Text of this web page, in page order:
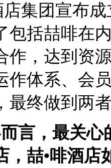
团宣布成
包括喆啡在
作，达到资
作体系、会
最终做到两
，最关心
，喆•啡酒店